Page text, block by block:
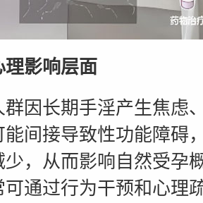
理影响层面
群因长期手淫产生焦虑
能间接导致性功能障碍
少，从而影响自然受孕
通过行为干预和心理